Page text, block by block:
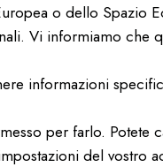
o dello Spazio
Vi informiamo che
informazioni
per farlo. Potete
del vostro